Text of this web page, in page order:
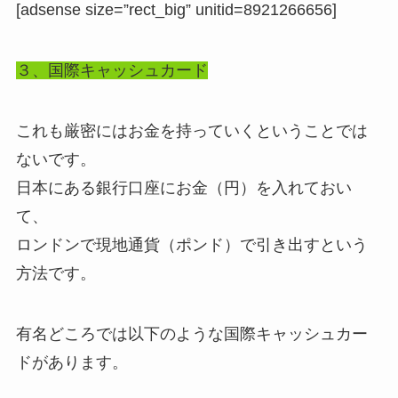
[adsense size=”rect_big” unitid=8921266656]
３、国際キャッシュカード
これも厳密にはお金を持っていくということでは
ないです。
日本にある銀行口座にお金（円）を入れておい
て、
ロンドンで現地通貨（ポンド）で引き出すという
方法です。
有名どころでは以下のような国際キャッシュカー
ドがあります。